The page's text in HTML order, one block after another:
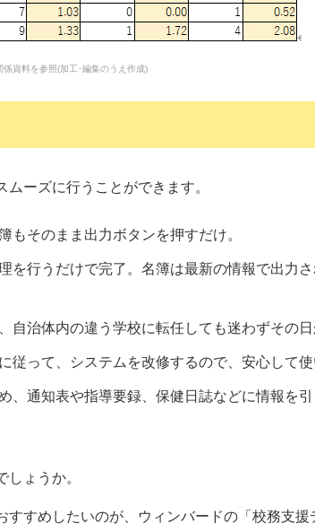
資料を参照(加工･編集のうえ作成)
ーズに行うことができます。
そのまま出力ボタンを押すだけ。
行うだけで完了。名簿は最新の情報で出力
治体内の違う学校に転任しても迷わずその日
って、システムを改修するので、安心して使
、通知表や指導要録、保健日誌などに情報を
ょうか。
すめしたいのが、ウィンバードの「校務支援